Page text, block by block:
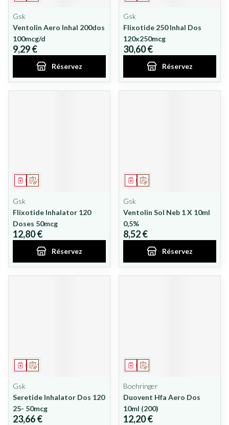
Gsk
Ventolin Aero Inhal 200dos
100mcg/d
9,29 €
Réservez
Gsk
Flixotide 250 Inhal Dos
120x250mcg
30,60 €
Réservez
Sur prescription
Médicament
Gsk
Flixotide Inhalator 120
Doses 50mcg
12,80 €
Réservez
Sur prescription
Médicament
Gsk
Ventolin Sol Neb 1 X 10ml
0,5%
8,52 €
Réservez
Sur prescription
Médicament
Gsk
Seretide Inhalator Dos 120
25- 50mcg
23,66 €
Sur prescription
Médicament
Boehringer
Duovent Hfa Aero Dos
10ml (200)
12,20 €